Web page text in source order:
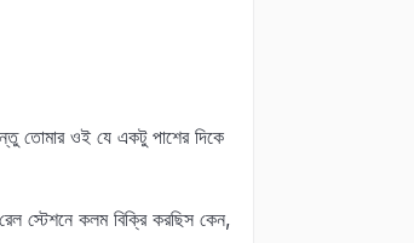
তোমার ওই যে একটু পাশের দিকে
স্টেশনে কলম বিক্রি করছিস কেন,